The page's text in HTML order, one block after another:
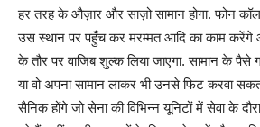
हर तरह के औज़ार और साज़ो सामान होगा. फोन
उस स्थान पर पहुँच कर मरम्मत आदि का काम
के तौर पर वाजिब शुल्क लिया जाएगा. सामान के
या वो अपना सामान लाकर भी उनसे फिट करवा
सैनिक होंगे जो सेना की विभिन्न यूनिटों में सेवा के